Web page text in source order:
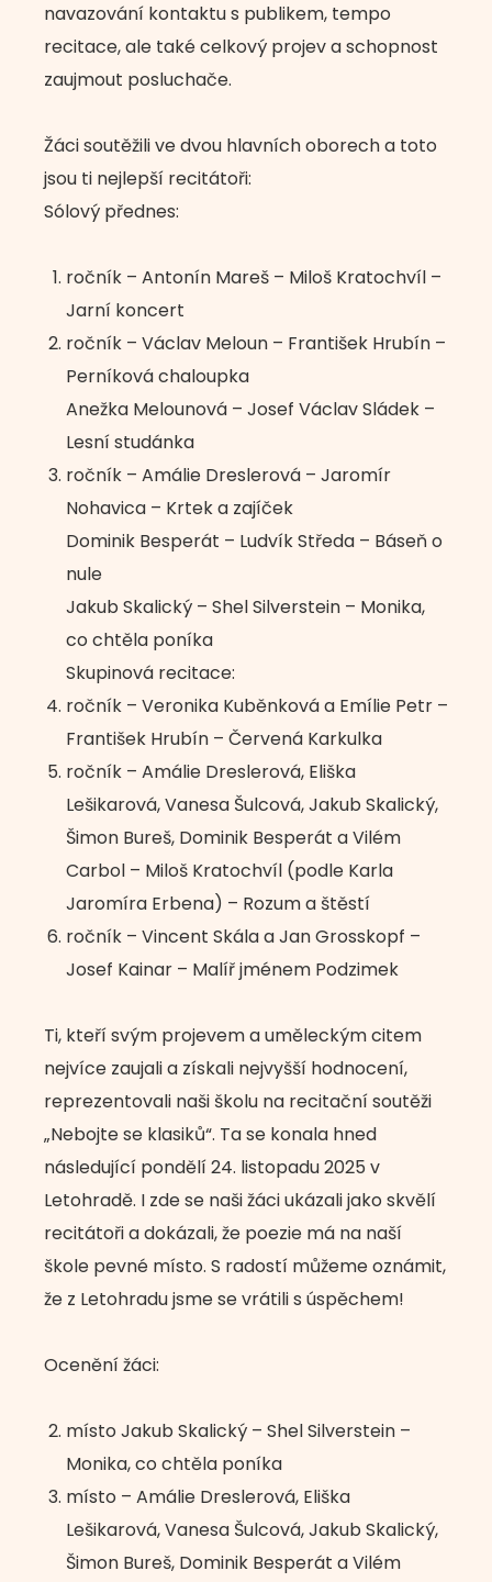
navazování kontaktu s publikem, tempo
recitace, ale také celkový projev a schopnost
zaujmout posluchače.
Žáci soutěžili ve dvou hlavních oborech a toto
jsou ti nejlepší recitátoři:
Sólový přednes:
ročník – Antonín Mareš – Miloš Kratochvíl –
Jarní koncert
ročník – Václav Meloun – František Hrubín –
Perníková chaloupka
Anežka Melounová – Josef Václav Sládek –
Lesní studánka
ročník – Amálie Dreslerová – Jaromír
Nohavica – Krtek a zajíček
Dominik Besperát – Ludvík Středa – Báseň o
nule
Jakub Skalický – Shel Silverstein – Monika,
co chtěla poníka
Skupinová recitace:
ročník – Veronika Kuběnková a Emílie Petr –
František Hrubín – Červená Karkulka
ročník – Amálie Dreslerová, Eliška
Lešikarová, Vanesa Šulcová, Jakub Skalický,
Šimon Bureš, Dominik Besperát a Vilém
Carbol – Miloš Kratochvíl (podle Karla
Jaromíra Erbena) – Rozum a štěstí
ročník – Vincent Skála a Jan Grosskopf –
Josef Kainar – Malíř jménem Podzimek
Ti, kteří svým projevem a uměleckým citem
nejvíce zaujali a získali nejvyšší hodnocení,
reprezentovali naši školu na recitační soutěži
„Nebojte se klasiků“. Ta se konala hned
následující pondělí 24. listopadu 2025 v
Letohradě. I zde se naši žáci ukázali jako skvělí
recitátoři a dokázali, že poezie má na naší
škole pevné místo. S radostí můžeme oznámit,
že z Letohradu jsme se vrátili s úspěchem!
Ocenění žáci:
místo Jakub Skalický – Shel Silverstein –
Monika, co chtěla poníka
místo – Amálie Dreslerová, Eliška
Lešikarová, Vanesa Šulcová, Jakub Skalický,
Šimon Bureš, Dominik Besperát a Vilém